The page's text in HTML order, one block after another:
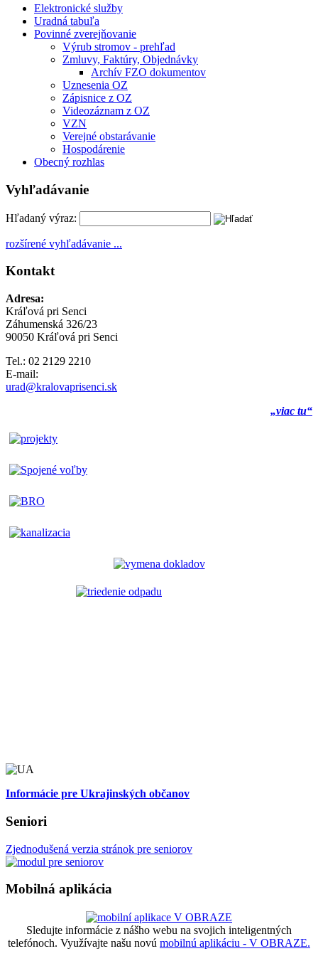
Elektronické služby
Uradná tabuľa
Povinné zverejňovanie
Výrub stromov - prehľad
Zmluvy, Faktúry, Objednávky
Archív FZO dokumentov
Uznesenia OZ
Zápisnice z OZ
Videozáznam z OZ
VZN
Verejné obstarávanie
Hospodárenie
Obecný rozhlas
Vyhľadávanie
Hľadaný výraz:
rozšírené vyhľadávanie ...
Kontakt
Adresa:
Kráľová pri Senci
Záhumenská 326/23
90050 Kráľová pri Senci
Tel.: 02 2129 2210
E-mail:
urad@kralovaprisenci.sk
„viac tu“
Informácie pre Ukrajinských občanov
Seniori
Zjednodušená verzia stránok pre seniorov
Mobilná aplikácia
Sledujte informácie z nášho webu na svojich inteligentných
telefónoch. Využívajte našu novú mobilnú aplikáciu - V OBRAZE.